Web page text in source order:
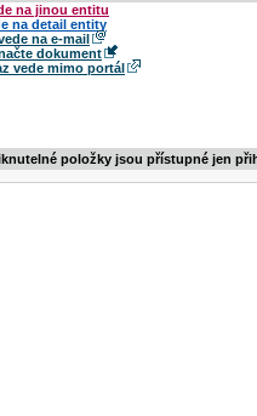
na jinou entitu
na detail entity
na e-mail
dokument
vede mimo portál
položky jsou přístupné jen